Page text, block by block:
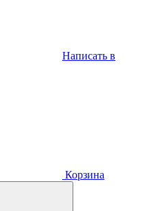
Написать в
Корзина